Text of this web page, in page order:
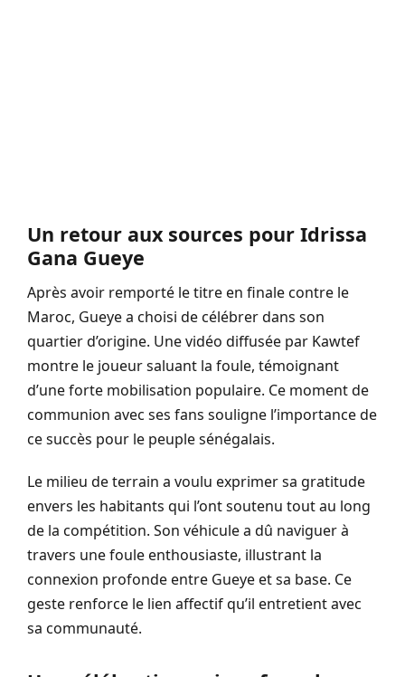
Un retour aux sources pour Idrissa
Gana Gueye
Après avoir remporté le titre en finale contre le
Maroc, Gueye a choisi de célébrer dans son
quartier d’origine. Une vidéo diffusée par Kawtef
montre le joueur saluant la foule, témoignant
d’une forte mobilisation populaire. Ce moment de
communion avec ses fans souligne l’importance de
ce succès pour le peuple sénégalais.
Le milieu de terrain a voulu exprimer sa gratitude
envers les habitants qui l’ont soutenu tout au long
de la compétition. Son véhicule a dû naviguer à
travers une foule enthousiaste, illustrant la
connexion profonde entre Gueye et sa base. Ce
geste renforce le lien affectif qu’il entretient avec
sa communauté.